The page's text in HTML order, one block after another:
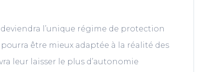
l’unique régime de protection
être mieux adaptée à la réalité des
leur laisser le plus d’autonomie